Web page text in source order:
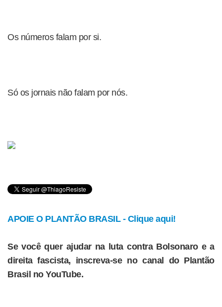
Os números falam por si.
Só os jornais não falam por nós.
APOIE O PLANTÃO BRASIL - Clique aqui!
Se você quer ajudar na luta contra Bolsonaro e a
direita fascista, inscreva-se no canal do Plantão
Brasil no YouTube.